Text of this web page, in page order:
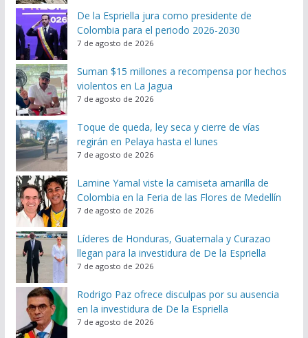
De la Espriella jura como presidente de
Colombia para el periodo 2026-2030
7 de agosto de 2026
Suman $15 millones a recompensa por hechos
violentos en La Jagua
7 de agosto de 2026
Toque de queda, ley seca y cierre de vías
regirán en Pelaya hasta el lunes
7 de agosto de 2026
Lamine Yamal viste la camiseta amarilla de
Colombia en la Feria de las Flores de Medellín
7 de agosto de 2026
Líderes de Honduras, Guatemala y Curazao
llegan para la investidura de De la Espriella
7 de agosto de 2026
Rodrigo Paz ofrece disculpas por su ausencia
en la investidura de De la Espriella
7 de agosto de 2026